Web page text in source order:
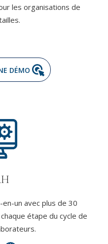
les organisations de
DÉMO
un avec plus de 30
étape du cycle de